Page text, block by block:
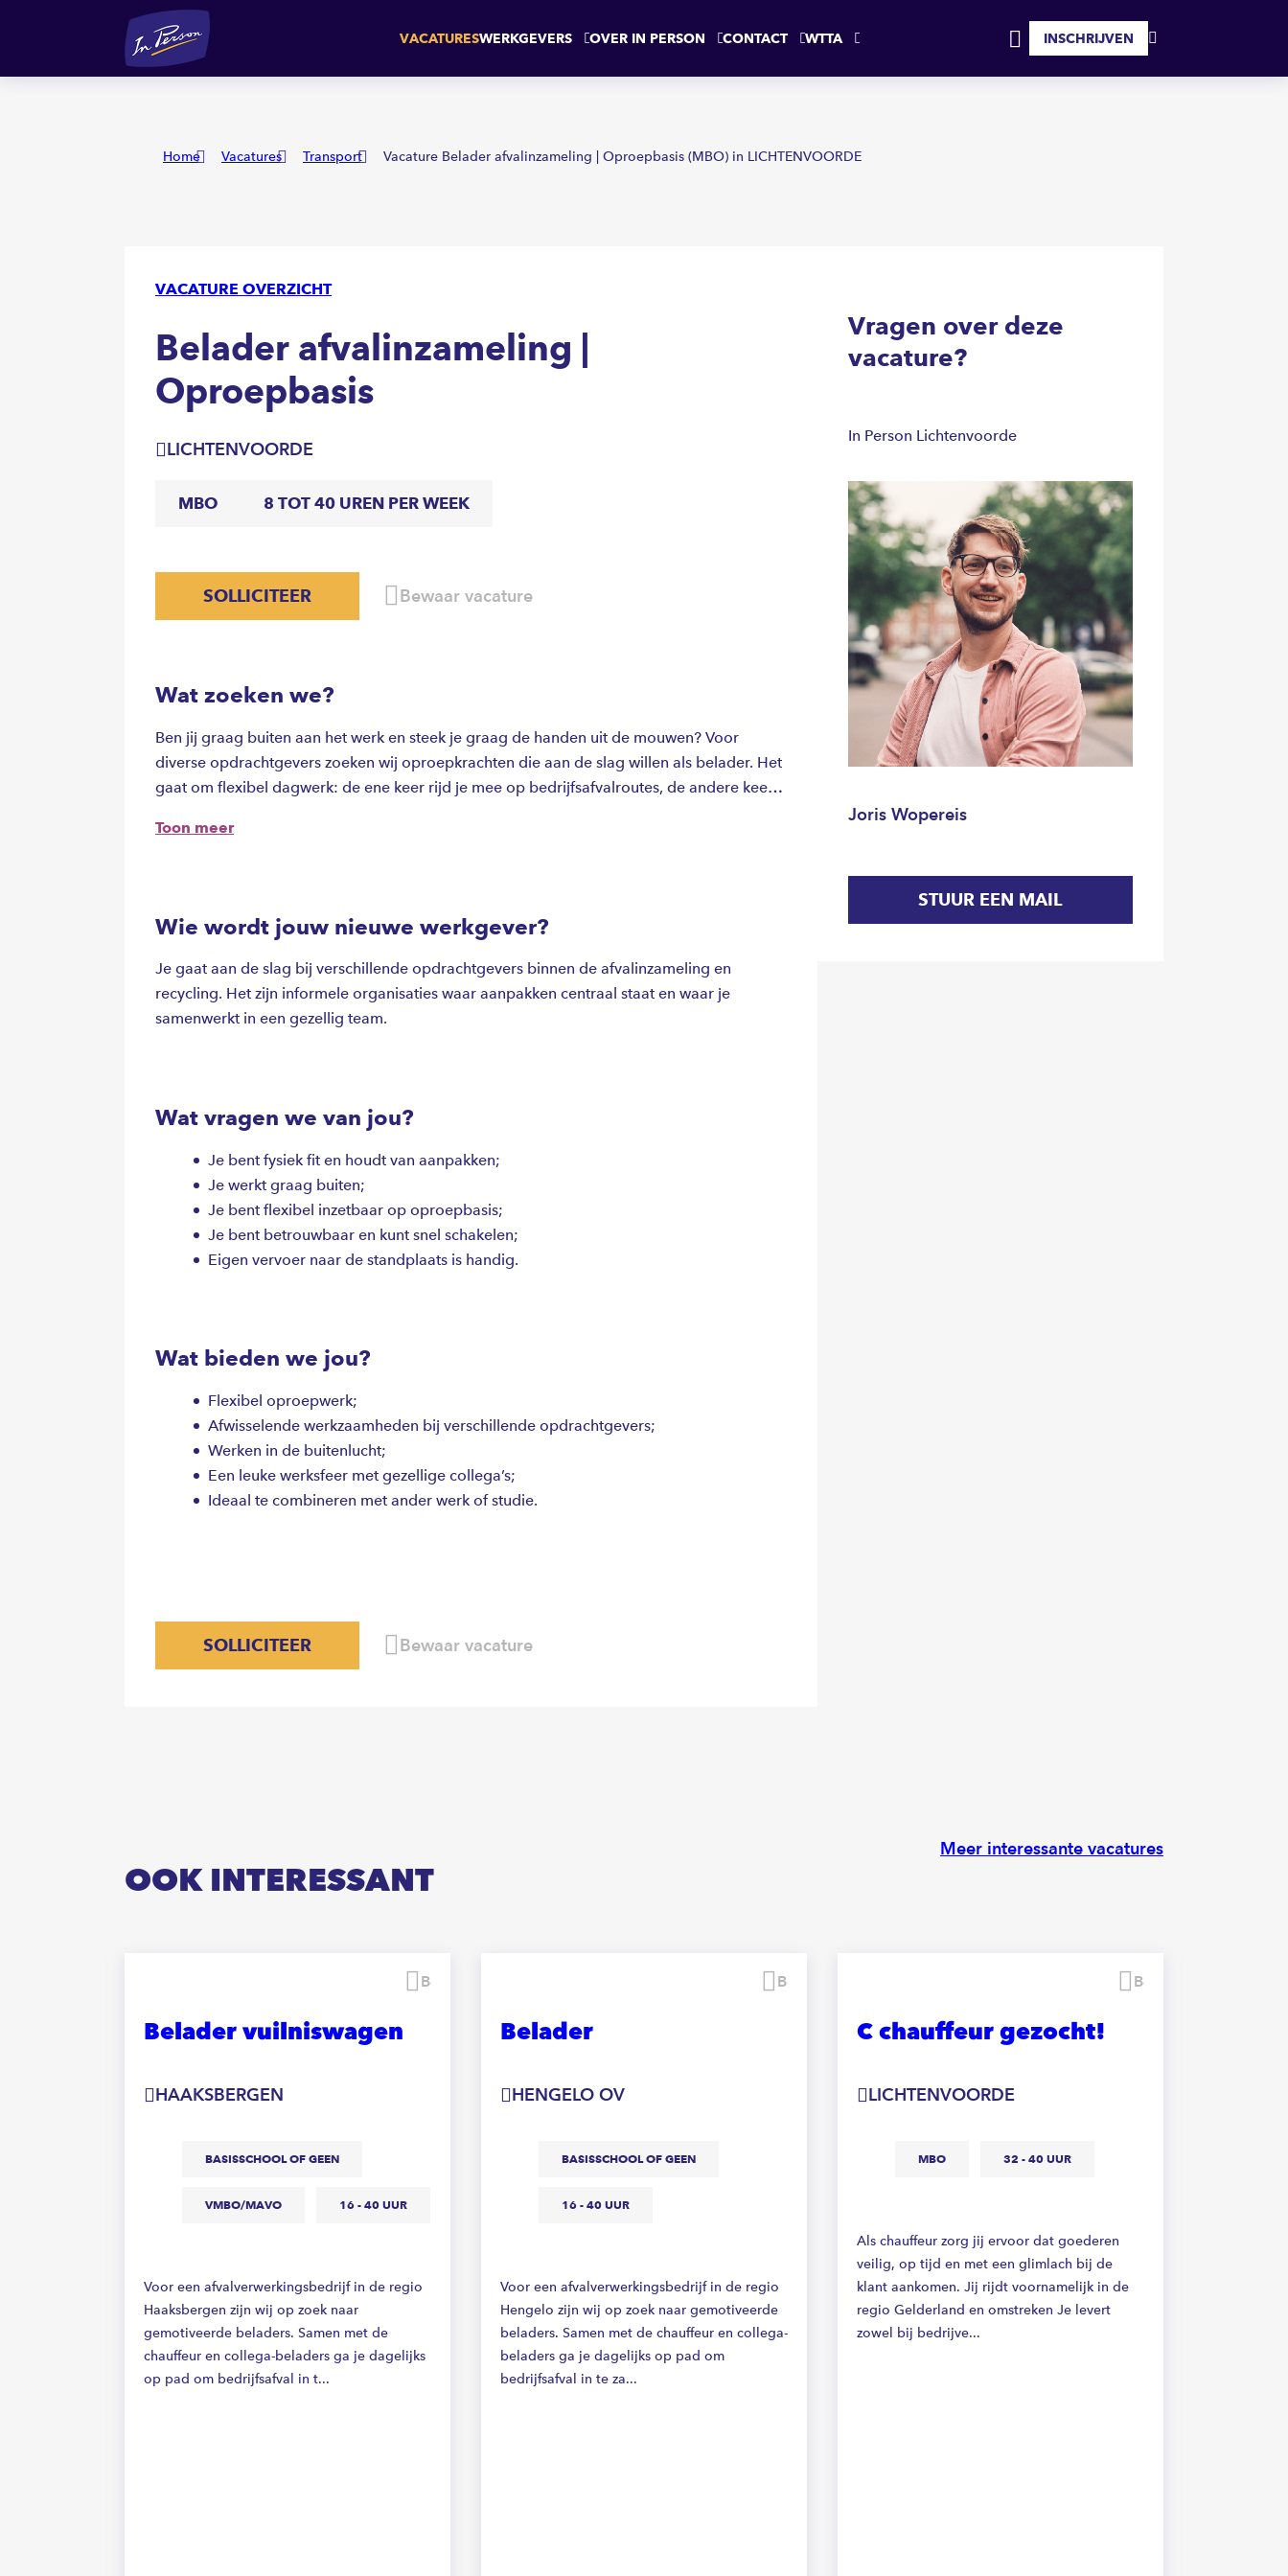
VACATURESWERKGEVERS OVER IN PERSON CONTACT WTTA
MIJN
INSCHRIJVEN
Home Vacatures Transport Vacature Belader afvalinzameling | Oproepbasis (MBO) in LICHTENVOORDE
VACATURE OVERZICHT
Belader afvalinzameling |
Oproepbasis
LICHTENVOORDE
MBO 8 TOT 40 UREN PER WEEK
SOLLICITEER Bewaar vacature
Wat zoeken we?
Ben jij graag buiten aan het werk en steek je graag de handen uit de mouwen? Voor
diverse opdrachtgevers zoeken wij oproepkrachten die aan de slag willen als belader. Het
gaat om flexibel dagwerk: de ene keer rijd je mee op bedrijfsafvalroutes, de andere keer
Je komt in een poule terecht en wij benaderen je wanneer er werk beschikbaar is, vaak al
Toon meer
Wie wordt jouw nieuwe werkgever?
Je gaat aan de slag bij verschillende opdrachtgevers binnen de afvalinzameling en
recycling. Het zijn informele organisaties waar aanpakken centraal staat en waar je
samenwerkt in een gezellig team.
Wat vragen we van jou?
Je bent fysiek fit en houdt van aanpakken;
Je werkt graag buiten;
Je bent flexibel inzetbaar op oproepbasis;
Je bent betrouwbaar en kunt snel schakelen;
Eigen vervoer naar de standplaats is handig.
Wat bieden we jou?
Flexibel oproepwerk;
Afwisselende werkzaamheden bij verschillende opdrachtgevers;
Werken in de buitenlucht;
Een leuke werksfeer met gezellige collega’s;
Ideaal te combineren met ander werk of studie.
SOLLICITEER Bewaar vacature
Vragen over deze
vacature?
In Person Lichtenvoorde
Joris Wopereis
STUUR EEN MAIL
OOK INTERESSANT
Belader vuilniswagen
HAAKSBERGEN
BASISSCHOOL OF GEEN
VMBO/MAVO 16 - 40 UUR
Voor een afvalverwerkingsbedrijf in de regio
Haaksbergen zijn wij op zoek naar
gemotiveerde beladers. Samen met de
chauffeur en collega-beladers ga je dagelijks
op pad om bedrijfsafval in t...
Bewaren
Belader
HENGELO OV
BASISSCHOOL OF GEEN
16 - 40 UUR
Voor een afvalverwerkingsbedrijf in de regio
Hengelo zijn wij op zoek naar gemotiveerde
beladers. Samen met de chauffeur en collega-
beladers ga je dagelijks op pad om
bedrijfsafval in te za...
Bewaren
C chauffeur gezocht!
LICHTENVOORDE
MBO 32 - 40 UUR
Als chauffeur zorg jij ervoor dat goederen
veilig, op tijd en met een glimlach bij de
klant aankomen. Jij rijdt voornamelijk in de
regio Gelderland en omstreken Je levert
zowel bij bedrijve...
Bewaren
Meer interessante vacatures
Belader afvalinzameling | Oproepbasis LICHTENVOORDE SOLLICITEER